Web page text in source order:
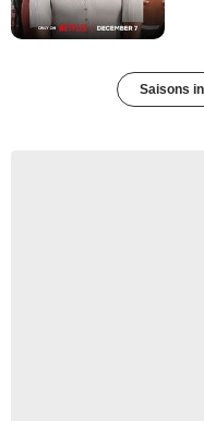
Saisons